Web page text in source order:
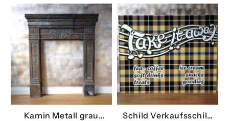
Kamin Metall grau Schild Verkaufsschild